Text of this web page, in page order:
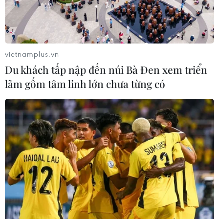
NGHE
thôn Bù Xia.
NGHE
Iran khẳng định vẫn
kiểm soát tuyến hàng
hải huyết mạch Hormuz
Ngày 27/7, sau khi Tổng
Thủ tướng Israel đến
Washington để hội đàm
Tổng thống Mỹ
Thủ tướng Israel Benjamin
vietnamplus.vn
Du khách tấp nập đến núi Bà Đen xem triển
lãm gốm tâm linh lớn chưa từng có